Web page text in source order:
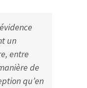
un
entre
de
qu’en